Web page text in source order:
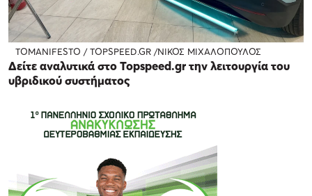
TOMANIFESTO / TOPSPEED.GR /ΝΙΚΟΣ ΜΙΧΑΛΟΠΟΥΛΟΣ
Δείτε αναλυτικάστο Topspeed.gr την λειτουργία του
υβριδικού συστήματος